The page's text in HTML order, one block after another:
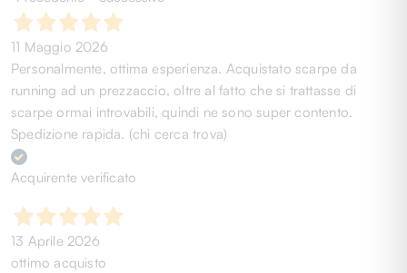
11 Maggio 2026
Personalmente, ottima esperienza. Acquistato scarpe da
running ad un prezzaccio, oltre al fatto che si trattasse di
scarpe ormai introvabili, quindi ne sono super contento.
Spedizione rapida. (chi cerca trova)
Acquirente verificato
13 Aprile 2026
ottimo acquisto